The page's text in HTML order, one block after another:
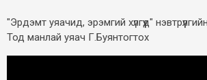
"Эрдэмт уяачид, эрэмгий хүлгүүд"
Тод манлай уяач Г.Буянтогтох